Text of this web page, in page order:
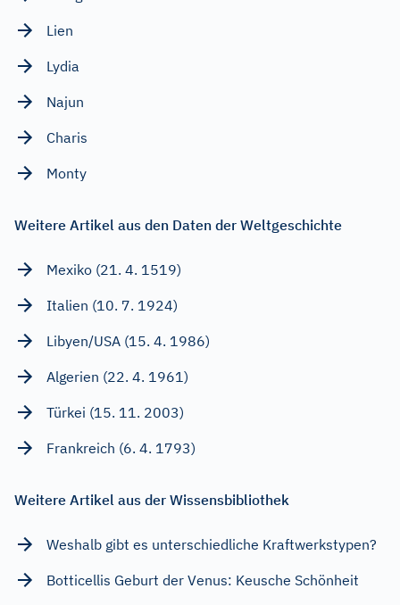
Lien
Lydia
Najun
Charis
Monty
Weitere Artikel aus den Daten der Weltgeschichte
Mexiko (21. 4. 1519)
Italien (10. 7. 1924)
Libyen/USA (15. 4. 1986)
Algerien (22. 4. 1961)
Türkei (15. 11. 2003)
Frankreich (6. 4. 1793)
Weitere Artikel aus der Wissensbibliothek
Weshalb gibt es unterschiedliche Kraftwerkstypen?
Botticellis Geburt der Venus: Keusche Schönheit